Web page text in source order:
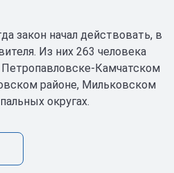
закон начал действовать, в
Из них 263 человека
Петропавловске-Камчатском
районе, Мильковском
округах.